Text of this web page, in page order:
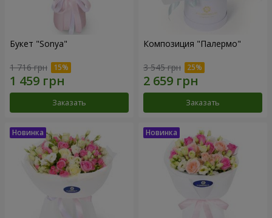
Букет "Sonya"
1 716 грн
Заказать
Композиция "Палермо"
3 545 грн
Заказать